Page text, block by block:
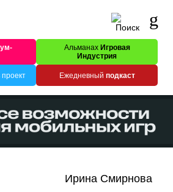
Альманах Игровая
Индустрия
Ежедневный подкаст
Ирина Смирнова